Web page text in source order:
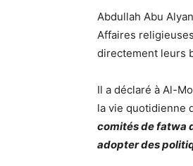
Abdullah Abu
Affaires
directement leurs
Il a déclaré à Al-
la vie quotidienne
comités de fatwa
adopter des